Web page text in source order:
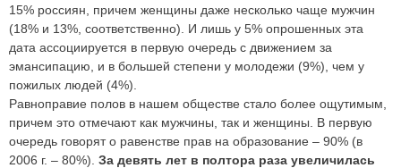
15% россиян, причем женщины даже несколько чаще мужчин
(18% и 13%, соответственно). И лишь у 5% опрошенных эта
дата ассоциируется в первую очередь с движением за
эмансипацию, и в большей степени у молодежи (9%), чем у
пожилых людей (4%).
Равноправие полов в нашем обществе стало более ощутимым,
причем это отмечают как мужчины, так и женщины. В первую
очередь говорят о равенстве прав на образование – 90% (в
2006 г. – 80%). За девять лет в полтора раза увеличилась